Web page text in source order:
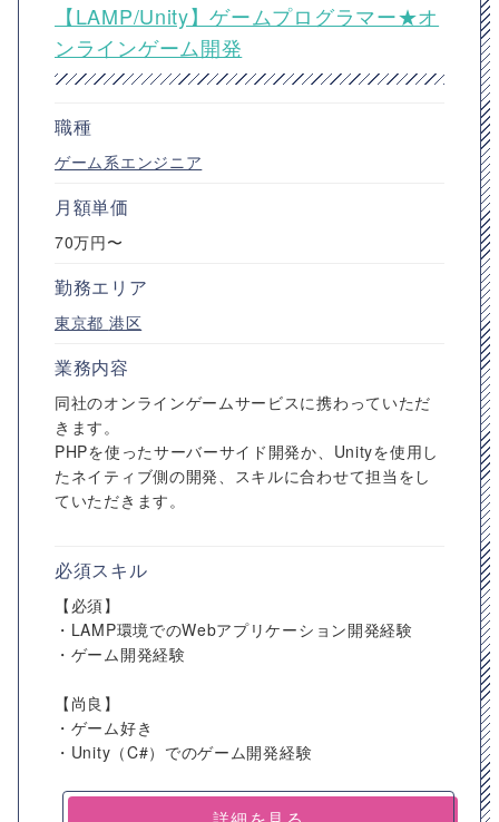
【LAMP/Unity】ゲームプログラマー★オ
ンラインゲーム開発
職種
ゲーム系エンジニア
月額単価
70万円〜
勤務エリア
東京都 港区
業務内容
同社のオンラインゲームサービスに携わっていただ
きます。
PHPを使ったサーバーサイド開発か、Unityを使用し
たネイティブ側の開発、スキルに合わせて担当をし
ていただきます。
必須スキル
【必須】
・LAMP環境でのWebアプリケーション開発経験
・ゲーム開発経験
【尚良】
・ゲーム好き
・Unity（C#）でのゲーム開発経験